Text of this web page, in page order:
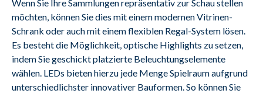
Wenn Sie Ihre Sammlungen repräsentativ zur Schau stellen
möchten, können Sie dies mit einem modernen Vitrinen-
Schrank oder auch mit einem flexiblen Regal-System lösen.
Es besteht die Möglichkeit, optische Highlights zu setzen,
indem Sie geschickt platzierte Beleuchtungselemente
wählen. LEDs bieten hierzu jede Menge Spielraum aufgrund
unterschiedlichster innovativer Bauformen. So können Sie